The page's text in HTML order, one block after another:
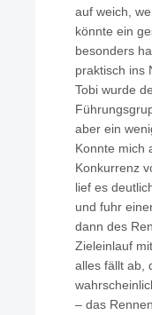
auf weich,
könnte ein
besonders
praktisch ins
Tobi wurde
aber ein
Konnte mich
Konkurrenz
lief es
und fuhr
dann des
Zieleinlauf
alles fällt ab,
– das